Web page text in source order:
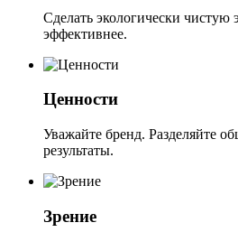
Сделать экологически чистую
эффективнее.
Ценности
Уважайте бренд. Разделяйте
результаты.
Зрение